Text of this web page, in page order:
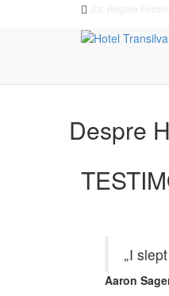
Despre
„I
Aaron